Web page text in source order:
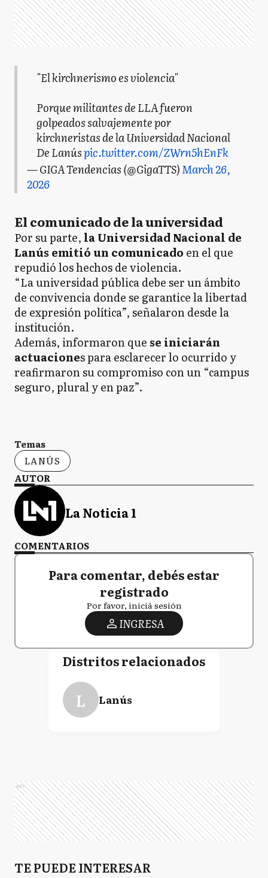
"El kirchnerismo es violencia"
Porque militantes de LLA fueron
golpeados salvajemente por
kirchneristas de la Universidad Nacional
De Lanúspic.twitter.com/ZWrn5hEnFk
— GIGA Tendencias (@GigaTTS)March 26,
2026
El comunicado de la universidad
Por su parte, la Universidad Nacional de
Lanús emitió un comunicado en el que
repudió los hechos de violencia.
“La universidad pública debe ser un ámbito
de convivencia donde se garantice la libertad
de expresión política”, señalaron desde la
institución.
Además, informaron que se iniciarán
actuaciones para esclarecer lo ocurrido y
reafirmaron su compromiso con un “campus
seguro, plural y en paz”.
Temas
LANÚS
AUTOR
La Noticia 1
COMENTARIOS
Para comentar, debés estar
registrado
Por favor, iniciá sesión
INGRESA
Distritos relacionados
L Lanús
Ads
TE PUEDE INTERESAR